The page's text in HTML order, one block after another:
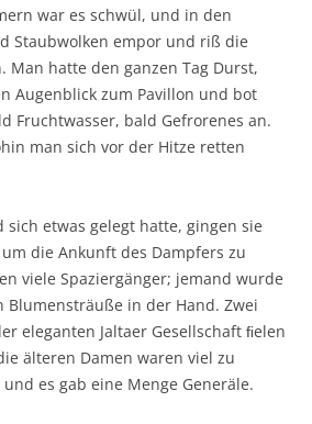
war es schwül, und in den
Staubwolken empor und riß die
Man hatte den ganzen Tag Durst,
Augenblick zum Pavillon und bot
Fruchtwasser, bald Gefrorenes an.
man sich vor der Hitze retten
sich etwas gelegt hatte, gingen sie
die Ankunft des Dampfers zu
viele Spaziergänger; jemand wurde
Blumensträuße in der Hand. Zwei
eleganten Jaltaer Gesellschaft ﬁelen
älteren Damen waren viel zu
es gab eine Menge Generäle.